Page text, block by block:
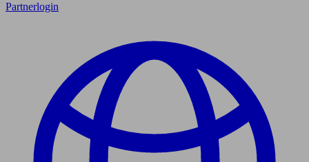
Partnerlogin